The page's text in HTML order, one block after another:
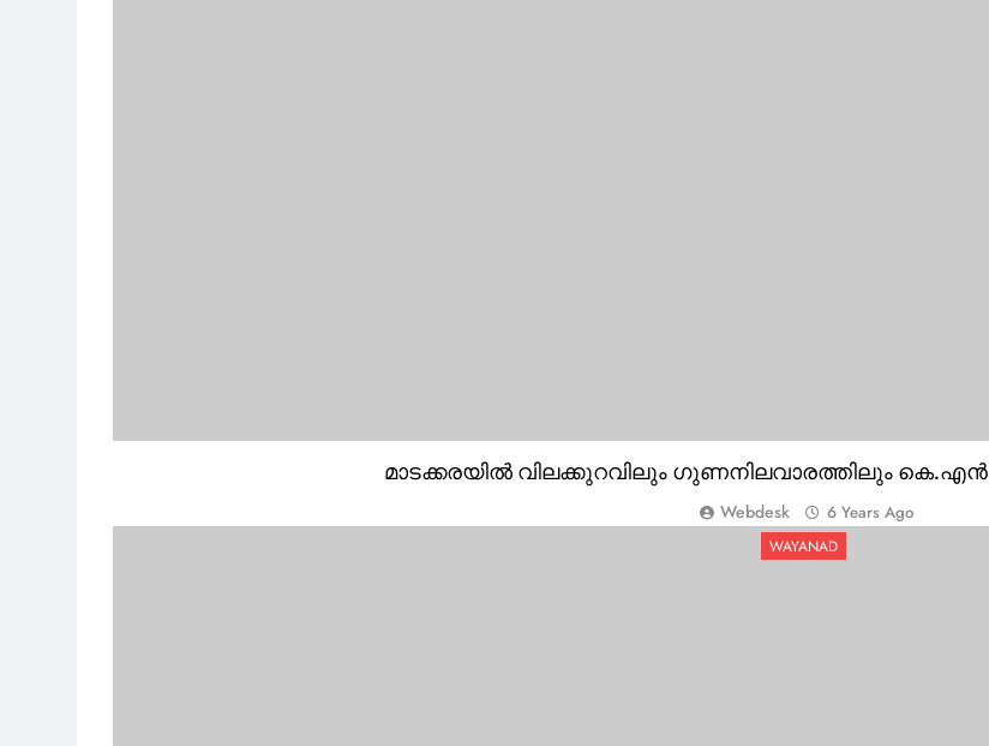
മാടക്കരയിൽ വിലക്കുറവിലും ഗുണനിലവാരത്തിലും
Webdesk 6 Years Ago
WAYANAD